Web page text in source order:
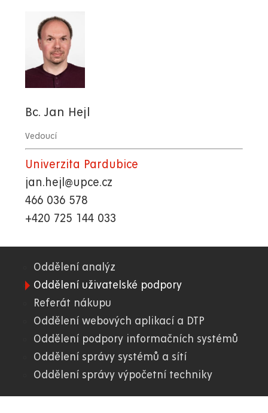
Bc. Jan Hejl
Vedoucí
Univerzita Pardubice
jan.hejl@upce.cz
466 036 578
+420 725 144 033
01.
WWW
Oddělení analýz
Oddělení uživatelské podpory
Referát nákupu
Oddělení webových aplikací a DTP
Oddělení podpory informačních systémů
Oddělení správy systémů a sítí
Oddělení správy výpočetní techniky